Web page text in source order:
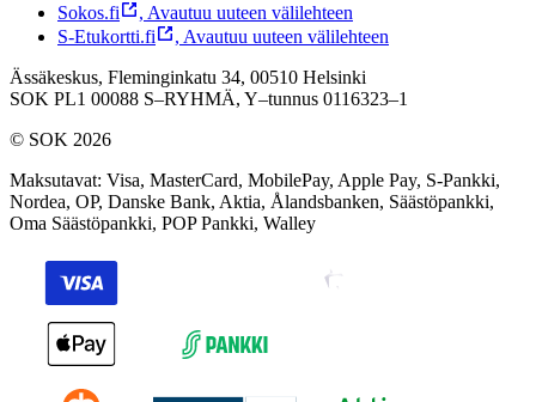
Sokos.fi
, Avautuu uuteen välilehteen
S-Etukortti.fi
, Avautuu uuteen välilehteen
Ässäkeskus, Fleminginkatu 34, 00510 Helsinki
SOK PL1 00088 S–RYHMÄ, Y–tunnus 0116323–1
© SOK 2026
Maksutavat: Visa, MasterCard, MobilePay, Apple Pay, S-Pankki,
Nordea, OP, Danske Bank, Aktia, Ålandsbanken, Säästöpankki,
Oma Säästöpankki, POP Pankki, Walley